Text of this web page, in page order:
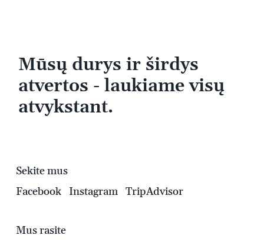
Mūsų durys ir širdys
atvertos - laukiame visų
atvykstant.
Mus rasite
Sekite mus
Facebook
Instagram TripAdvisor